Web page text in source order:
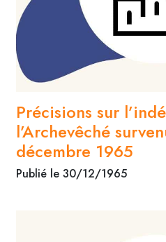
Précisions sur
l’Archevêché
décembre 1965
Publié le 30/12/1965